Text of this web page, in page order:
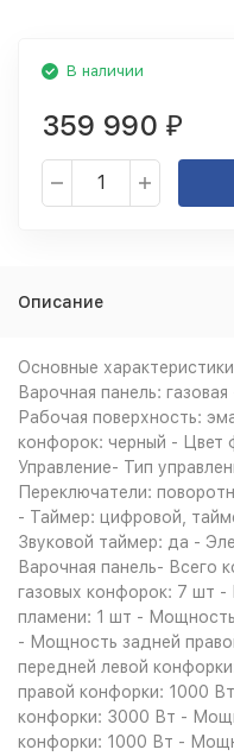
В наличии
359 990 ₽
Описание
Основные
Варочная панель:
Рабочая поверхность:
конфорок: черный - Цвет
Управление- Тип
Переключатели:
- Таймер: цифровой,
Звуковой таймер: да -
Варочная панель- Всего
газовых конфорок: 7 шт
пламени: 1 шт -
- Мощность задней
передней левой
правой конфорки: 1000
конфорки: 3000 Вт -
конфорки: 1000 Вт -